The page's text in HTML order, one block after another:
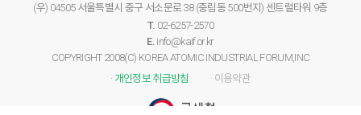
(우) 04505 서울특별시 중구 서소문로 38 (중림동 500번지) 센트럴타워 9층
T. 02-6257-2570
E. info@kaif.or.kr
COPYRIGHT 2008(C) KOREA ATOMIC INDUSTRIAL FORUM,INC
· 개인정보 취급방침
· 이용약관